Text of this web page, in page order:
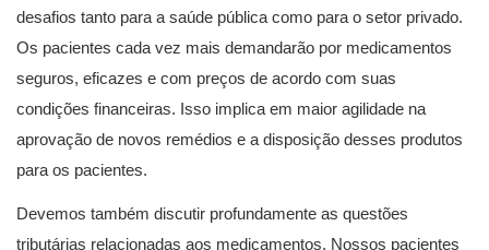
desafios tanto para a saúde pública como para o setor privado.
Os pacientes cada vez mais demandarão por medicamentos
seguros, eficazes e com preços de acordo com suas
condições financeiras. Isso implica em maior agilidade na
aprovação de novos remédios e a disposição desses produtos
para os pacientes.
Devemos também discutir profundamente as questões
tributárias relacionadas aos medicamentos. Nossos pacientes